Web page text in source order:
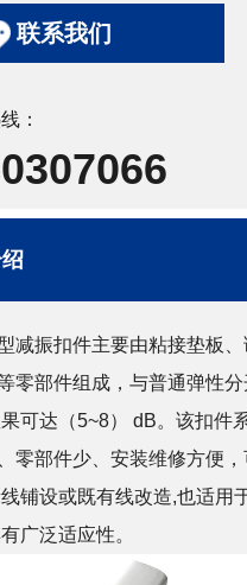
联系我们
：
减振扣件主要由粘接垫板
零部件组成，与普通弹性
可达（5~8） dB。该扣件
零部件少、安装维修方便
铺设或既有线改造,也适用
广泛适应性。